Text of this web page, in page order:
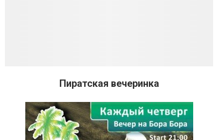
Пиратская вечеринка